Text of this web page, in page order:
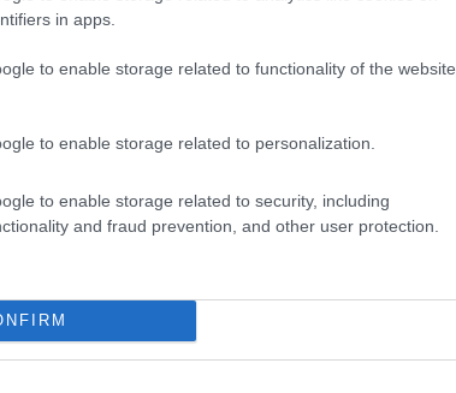
in apps.
to enable storage related to functionality of the website
to enable storage related to personalization.
to enable storage related to security, including
and fraud prevention, and other user protection.
egyik meglepetése.
of Fame 2025-ben négy új játékot ment
AI-ja összerakta a
2 verziót, amit valaha